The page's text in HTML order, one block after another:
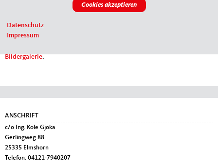
MIT bei Flickr
Bildergalerie.
Fußbereich
ANSCHRIFT
c/o Ing. Kole Gjoka
Gerlingweg 88
25335 Elmshorn
Telefon: 04121-7940207
Datenschutz
Impressum